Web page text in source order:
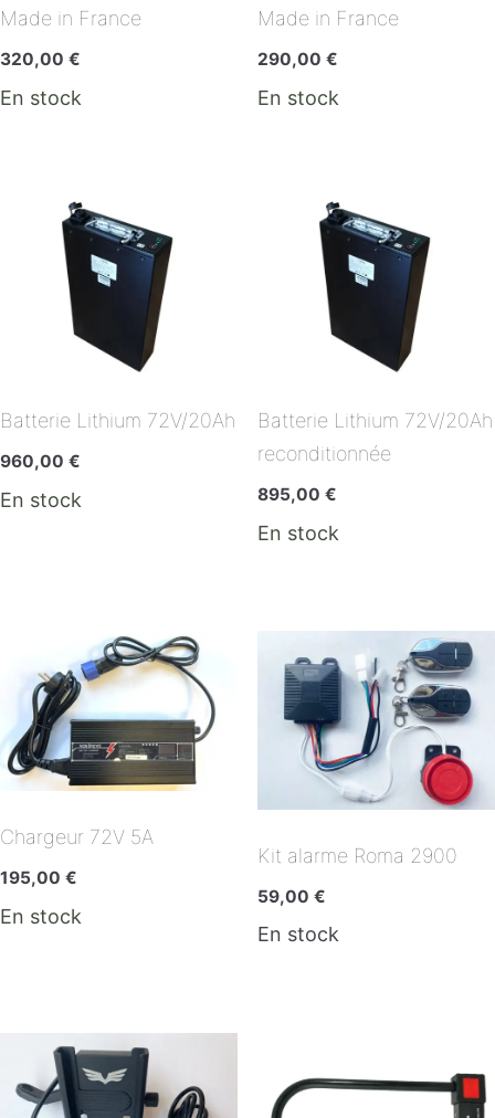
Made in France
320,00 €
En stock
Made in France
290,00 €
En stock
Batterie Lithium 72V/20Ah
960,00 €
En stock
Batterie Lithium 72V/20Ah
reconditionnée
895,00 €
En stock
Chargeur 72V 5A
195,00 €
En stock
Kit alarme Roma 2900
59,00 €
En stock